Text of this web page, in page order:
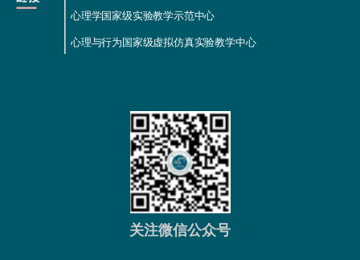
心理学国家级实验教学示范中心
心理与行为国家级虚拟仿真实验教学中心
关注微信公众号